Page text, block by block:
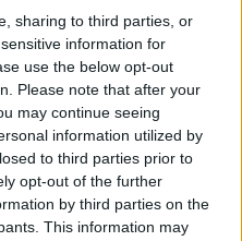
sharing to third parties, or
information for
use the below opt-out
Please note that after your
may continue seeing
information utilized by
to third parties prior to
opt-out of the further
by third parties on the
This information may
může náklady na
platit 12. srpna.
ČZU, má pomoci
Nový projekt SmartSheep by
mohl pomoci lépe chránit
stáda zvířat před útoky vlků.